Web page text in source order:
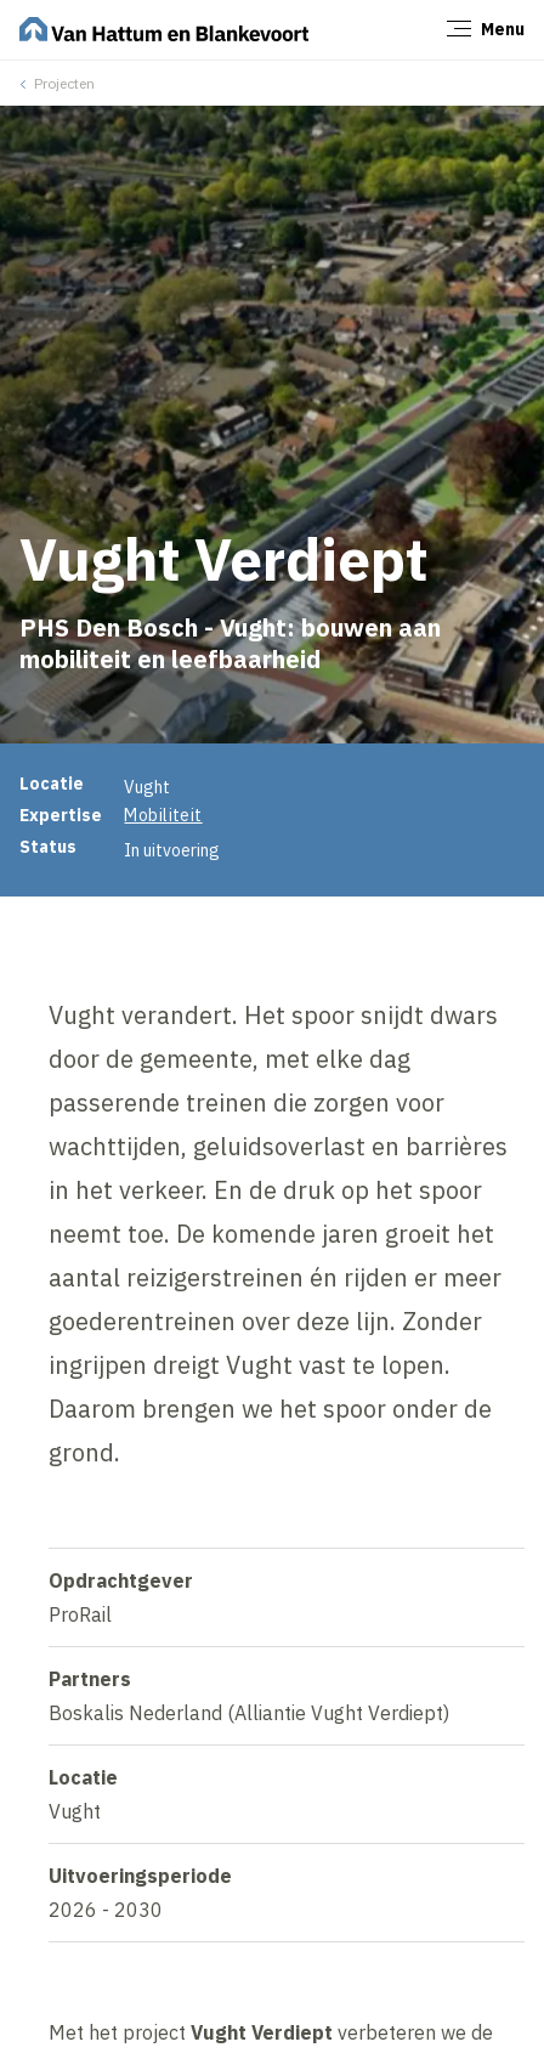
Menu
Projecten
Vught Verdiept
PHS Den Bosch - Vught: bouwen aan
mobiliteit en leefbaarheid
Projectinformatie
Locatie
Vught
Expertise
Mobiliteit
Status
In uitvoering
Vught verandert. Het spoor snijdt dwars
door de gemeente, met elke dag
passerende treinen die zorgen voor
wachttijden, geluidsoverlast en barrières
in het verkeer. En de druk op het spoor
neemt toe. De komende jaren groeit het
aantal reizigerstreinen én rijden er meer
goederentreinen over deze lijn. Zonder
ingrijpen dreigt Vught vast te lopen.
Daarom brengen we het spoor onder de
grond.
Opdrachtgever
ProRail
Partners
Boskalis Nederland (Alliantie Vught Verdiept)
Locatie
Vught
Uitvoeringsperiode
2026 - 2030
Met het projectVught Verdiept verbeteren we de
Sluiten